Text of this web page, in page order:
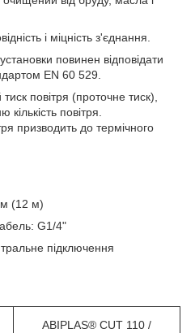
і міцність з'єднання.
повинен відповідати
EN 60 529.
повітря (проточне тиск),
повітря.
призводить до термічного
м (12 м)
G1/4"
підключення
ABIPLAS® CUT 110 /